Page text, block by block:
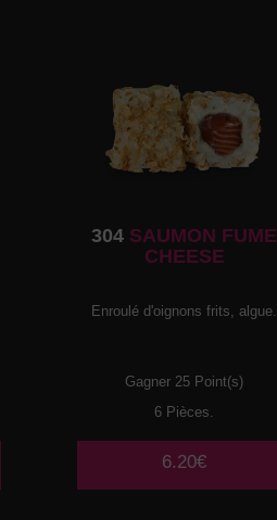
304 SAUMON FUME
CHEESE
Enroulé d'oignons frits, algue.
Gagner 25 Point(s)
6 Pièces.
6.20€